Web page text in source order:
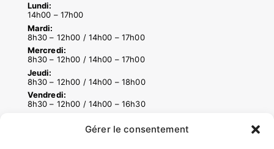
Gérer le consentement
Lundi:
14h00 – 17h00
Mardi:
8h30 – 12h00 / 14h00 – 17h00
Mercredi:
8h30 – 12h00 / 14h00 – 17h00
Jeudi:
8h30 – 12h00 / 14h00 – 18h00
Vendredi:
8h30 – 12h00 / 14h00 – 16h30